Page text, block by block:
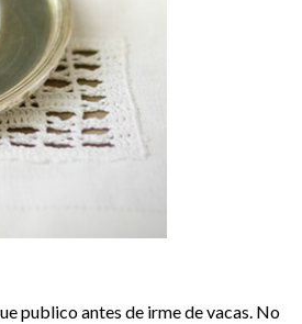
publico antes de irme de vacas. No